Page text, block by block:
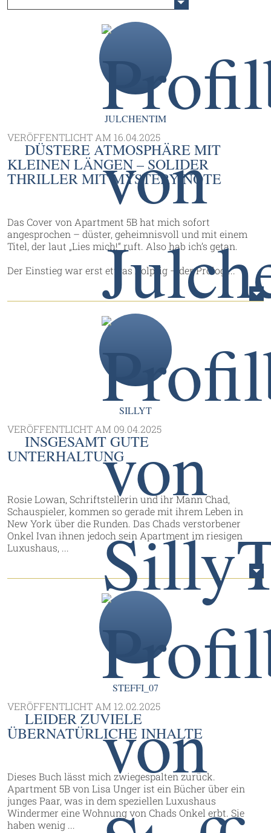
JULCHENTIM
VERÖFFENTLICHT AM 16.04.2025
DÜSTERE ATMOSPHÄRE MIT
KLEINEN LÄNGEN – SOLIDER
THRILLER MIT MYSTERY-NOTE
Das Cover von Apartment 5B hat mich sofort
angesprochen – düster, geheimnisvoll und mit einem
Titel, der laut „Lies mich!“ ruft. Also hab ich’s getan.
Der Einstieg war erst etwas holprig – der Prolog ...
SILLYT
VERÖFFENTLICHT AM 09.04.2025
INSGESAMT GUTE
UNTERHALTUNG
Rosie Lowan, Schriftstellerin und ihr Mann Chad,
Schauspieler, kommen so gerade mit ihrem Leben in
New York über die Runden. Das Chads verstorbener
Onkel Ivan ihnen jedoch sein Apartment im riesigen
Luxushaus, ...
STEFFI_07
VERÖFFENTLICHT AM 12.02.2025
LEIDER ZUVIELE
ÜBERNATÜRLICHE INHALTE
Dieses Buch lässt mich zwiegespalten zurück.
Apartment 5B von Lisa Unger ist ein Bücher über ein
junges Paar, was in dem speziellen Luxushaus
Windermer eine Wohnung von Chads Onkel erbt. Sie
haben wenig ...